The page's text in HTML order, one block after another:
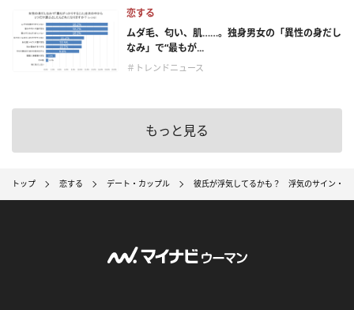
恋する
ムダ毛、匂い、肌……。独身男女の「異性の身だし
なみ」で“最もが...
＃トレンドニュース
もっと見る
トップ 恋する デート・カップル 彼氏が浮気してるかも？ 浮気のサイン・浮